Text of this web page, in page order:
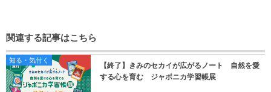
関連する記事はこちら
知る・気付く
【終了】きみのセカイが広がるノート 自然を愛
する心を育む ジャポニカ学習帳展